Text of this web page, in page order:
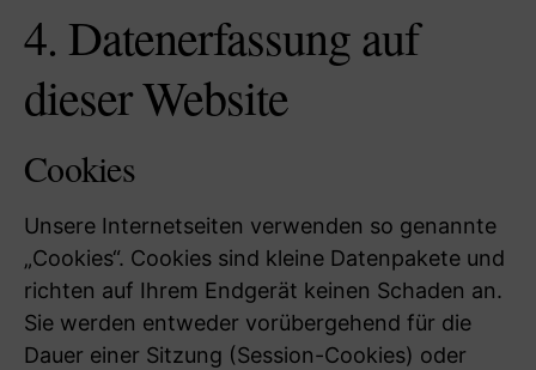
4. Datenerfassung auf
dieser Website
Cookies
Unsere Internetseiten verwenden so genannte
„Cookies“. Cookies sind kleine Datenpakete und
richten auf Ihrem Endgerät keinen Schaden an.
Sie werden entweder vorübergehend für die
Dauer einer Sitzung (Session-Cookies) oder